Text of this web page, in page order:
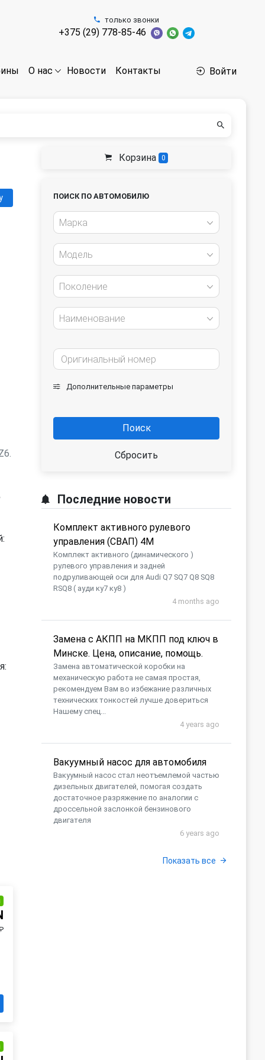
только звонки
+375 (29) 778-85-46
О нас Новости Контакты Войти
Корзина 0
ПОИСК ПО АВТОМОБИЛЮ
Марка
Модель
Поколение
Наименование
Дополнительные параметры
Поиск
Сбросить
Последние новости
Комплект активного рулевого
управления (СВАП) 4M
Комплект активного (динамического )
рулевого управления и задней
подруливающей оси для Audi Q7 SQ7 Q8 SQ8
RSQ8 ( ауди ку7 ку8 )
4 months ago
Замена с АКПП на МКПП под ключ в
Минске. Цена, описание, помощь.
Замена автоматической коробки на
механическую работа не самая простая,
рекомендуем Вам во избежание различных
технических тонкостей лучше довериться
Нашему спец...
4 years ago
Вакуумный насос для автомобиля
​Вакуумный насос стал неотъемлемой частью
дизельных двигателей, помогая создать
достаточное разряжение по аналогии с
дроссельной заслонкой бензинового
двигателя
6 years ago
Показать все